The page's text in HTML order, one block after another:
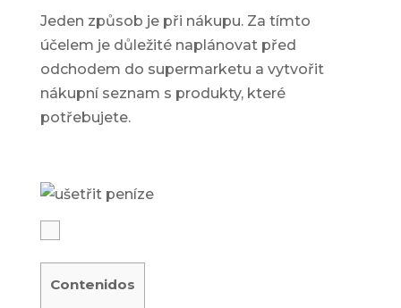
Jeden způsob je při nákupu. Za tímto
účelem je důležité naplánovat před
odchodem do supermarketu a vytvořit
nákupní seznam s produkty, které
potřebujete.
Contenidos